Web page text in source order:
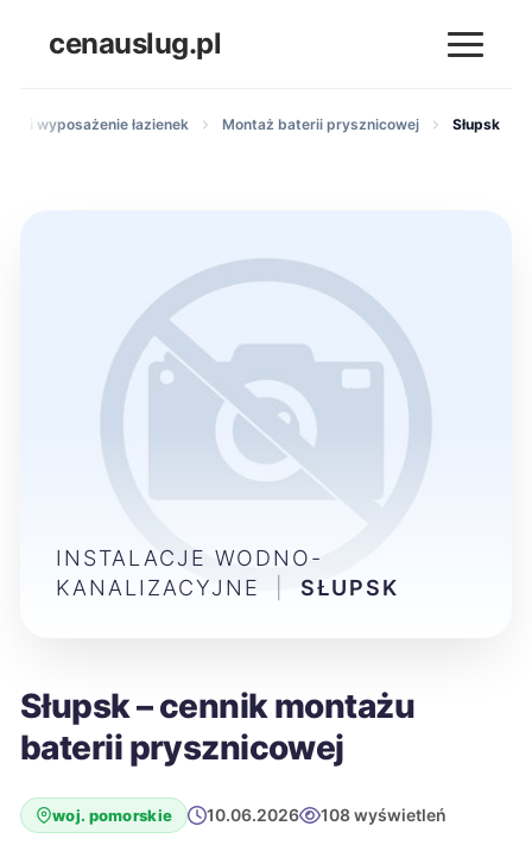
cenauslug.pl
i wyposażenie łazienek Montaż baterii prysznicowej Słupsk
Słupsk – cennik montażu
baterii prysznicowej
woj. pomorskie 10.06.2026 108 wyświetleń
INSTALACJE WODNO-
KANALIZACYJNE
SŁUPSK